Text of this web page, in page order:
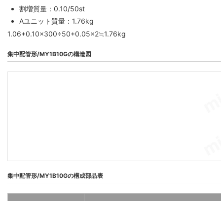
割増質量：0.10/50st
Aユニット質量：1.76kg
1.06+0.10×300÷50+0.05×2≒1.76kg
集中配管形/MY1B10Gの構造図
集中配管形/MY1B10Gの構成部品表